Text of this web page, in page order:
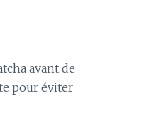
avant de
pour éviter